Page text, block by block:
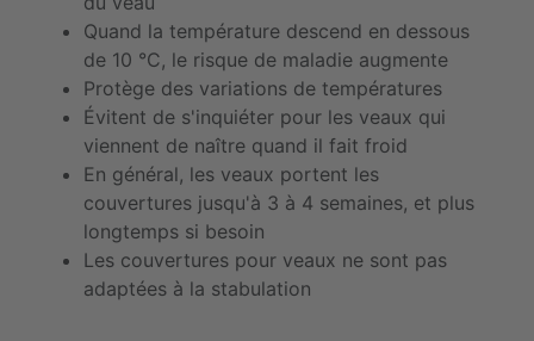
Quand la température descend en dessous
de 10 °C, le risque de maladie augmente
Protège des variations de températures
Évitent de s'inquiéter pour les veaux qui
viennent de naître quand il fait froid
En général, les veaux portent les
couvertures jusqu'à 3 à 4 semaines, et plus
longtemps si besoin
Les couvertures pour veaux ne sont pas
adaptées à la stabulation